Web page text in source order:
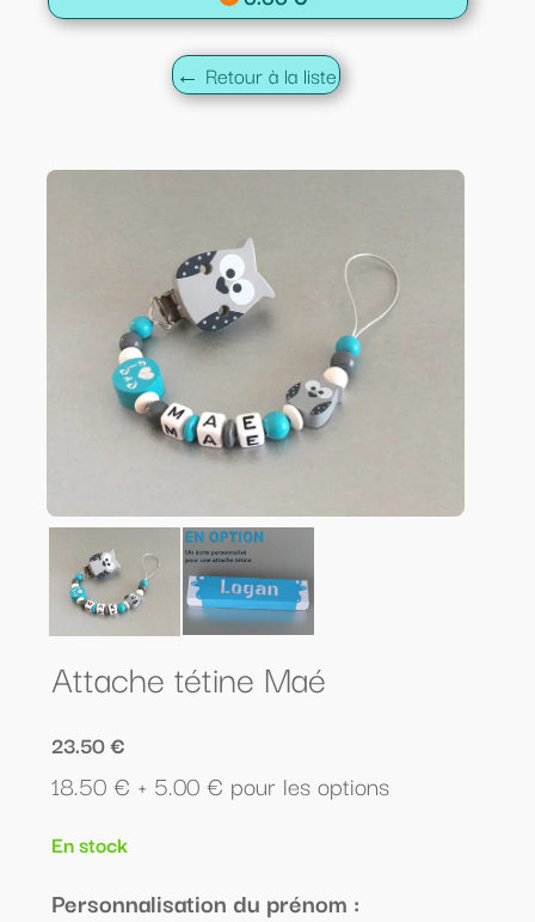
← Retour à la liste
Attache tétine Maé
23.50 €
18.50 € + 5.00 € pour les options
En stock
Personnalisation du prénom :